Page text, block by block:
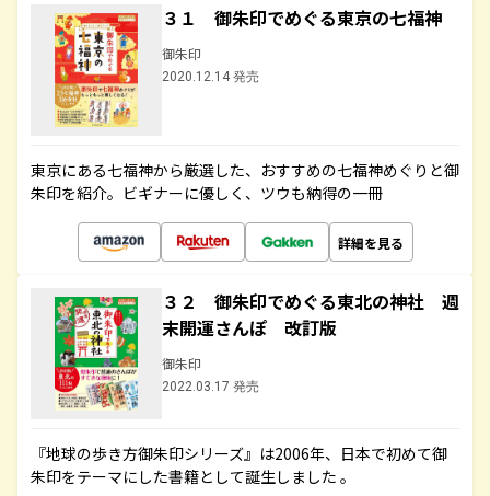
３１ 御朱印でめぐる東京の七福神
御朱印
2020.12.14 発売
東京にある七福神から厳選した、おすすめの七福神めぐりと御
朱印を紹介。ビギナーに優しく、ツウも納得の一冊
詳細を見る
３２ 御朱印でめぐる東北の神社 週
末開運さんぽ 改訂版
御朱印
2022.03.17 発売
『地球の歩き方御朱印シリーズ』は2006年、日本で初めて御
朱印をテーマにした書籍として誕生しました 。